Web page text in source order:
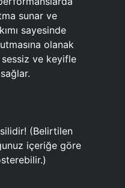
sunar ve
sayesinde
olanak
ve keyifle
sağlar.
(Belirtilen
içeriğe göre